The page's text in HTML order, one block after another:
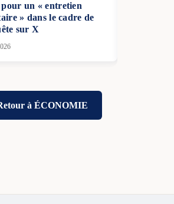
un « entretien
» dans le cadre de
sur X
à ÉCONOMIE